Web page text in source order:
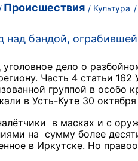
Происшествия Культура
над бандой,
дело о
Часть 4 статьи
группой в
в Усть-Куте 30 октября
в масках и с
на сумму более
в Иркутске. Но